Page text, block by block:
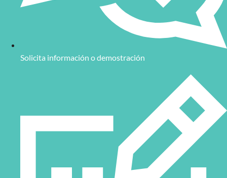
Solicita información o demostración